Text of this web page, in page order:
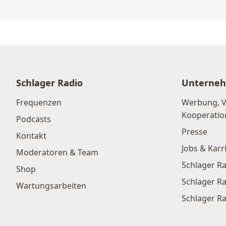
Schlager Radio
Frequenzen
Podcasts
Kontakt
Moderatoren & Team
Shop
Wartungsarbeiten
Werbung,
Presse
Jobs &
Schlager
Schlager
Schlager